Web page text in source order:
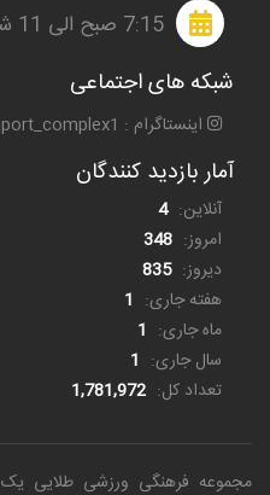
7:15 صبح الی 11 شب
شبکه های اجتماعی
اینستاگرام : Golden_sport_complex1
آمار بازدید کنندگان
آنلاین: 4
امروز: 348
دیروز: 835
هفته جاری: 1
ماه جاری: 1
سال جاری: 1
تعداد کل: 1,781,972
مجموعه فرهنگی ورزشی طلایی یک